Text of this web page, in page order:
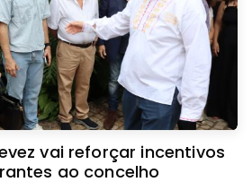
vai reforçar incentivos
ao concelho